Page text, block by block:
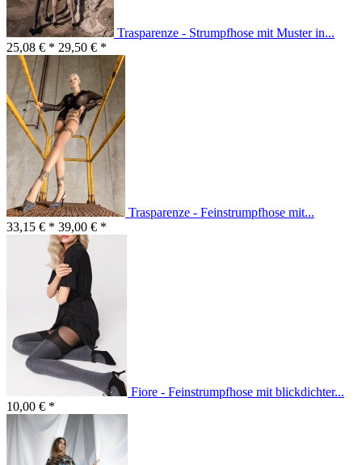
Trasparenze - Strumpfhose mit Muster in...
25,08 € * 29,50 € *
Trasparenze - Feinstrumpfhose mit...
33,15 € * 39,00 € *
Fiore - Feinstrumpfhose mit blickdichter...
10,00 € *